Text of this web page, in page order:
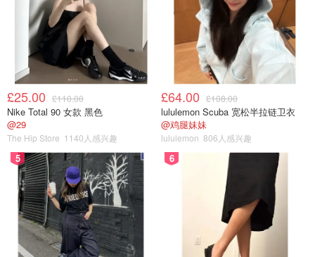
£25.00 £110.00
Nike Total 90 女款 黑色
@29
The Hip Store 1140人感兴趣
£64.00 £108.00
lululemon Scuba 宽松半拉链卫衣
@鸡腿妹妹
lululemon 806人感兴趣
5 6